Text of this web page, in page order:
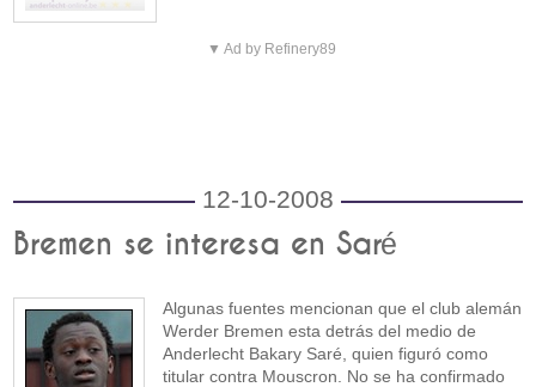
▼ Ad by Refinery89
12-10-2008
Bremen se interesa en Saré
Algunas fuentes mencionan que el club alemán
Werder Bremen esta detrás del medio de
Anderlecht Bakary Saré, quien figuró como
titular contra Mouscron. No se ha confirmado